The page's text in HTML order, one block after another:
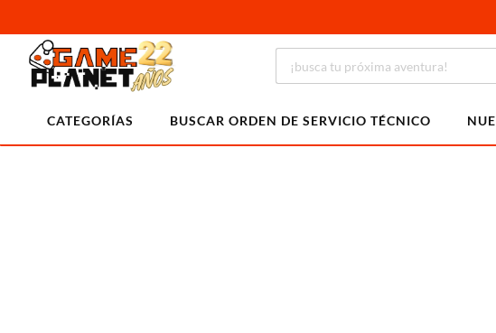
CATEGORÍAS BUSCAR ORDEN DE SERVICIO TÉCNICO